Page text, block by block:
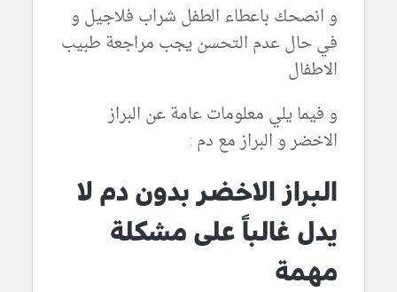
و انصحك باعطاء الطفل شراب فلاجيل و
في حال عدم التحسن يجب مراجعة طبيب
الاطفال
و فيما يلي معلومات عامة عن البراز
الاخضر و البراز مع دم :
البراز الاخضر بدون دم لا
يدل غالباً على مشكلة
مهمة